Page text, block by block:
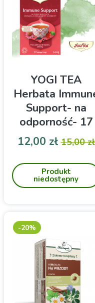
YOGI TEA
Herbata
Support- na
odporność- 17
torebek
Immune Support z
dodatkiem aceroli i
czarnego bzu w
Twojemu organizmowi
naturalnej witaminy C.
Cena
12,00 złCena
15,00 zł
Produkt
niedostępny
-20%